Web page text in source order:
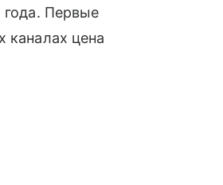
года. Первые
каналах цена